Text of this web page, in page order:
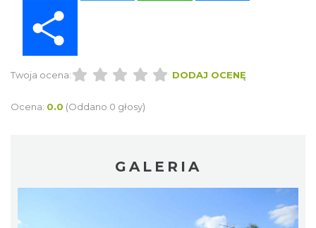
Twoja ocena: DODAJ OCENĘ
Ocena: 0.0 (Oddano 0 głosy)
GALERIA